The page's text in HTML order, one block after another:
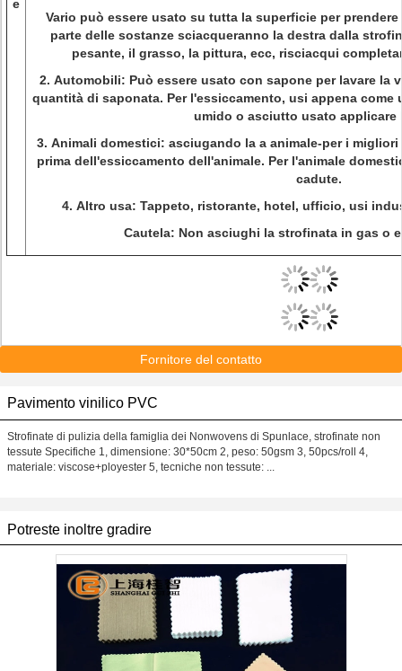
e
Vario può essere usato su tutta la superficie per
parte delle sostanze sciacqueranno la destra dalla
pesante, il grasso, la pittura, ecc, risciacqui
2. Automobili: Può essere usato con sapone per lavare la
quantità di saponata. Per l'essiccamento, usi appena come
umido o asciutto usato applicare
3. Animali domestici: asciugando la a animale-per i
prima dell'essiccamento dell'animale. Per l'animale
cadute.
4. Altro usa: Tappeto, ristorante, hotel, ufficio, usi
Cautela: Non asciughi la strofinata in gas o
Fornitore del contatto
Pavimento vinilico PVC
Strofinate di pulizia della famiglia dei Nonwovens di Spunlace, strofinate non
tessute Specifiche 1, dimensione: 30*50cm 2, peso: 50gsm 3, 50pcs/roll 4,
materiale: viscose+ployester 5, tecniche non tessute: ...
Potreste inoltre gradire